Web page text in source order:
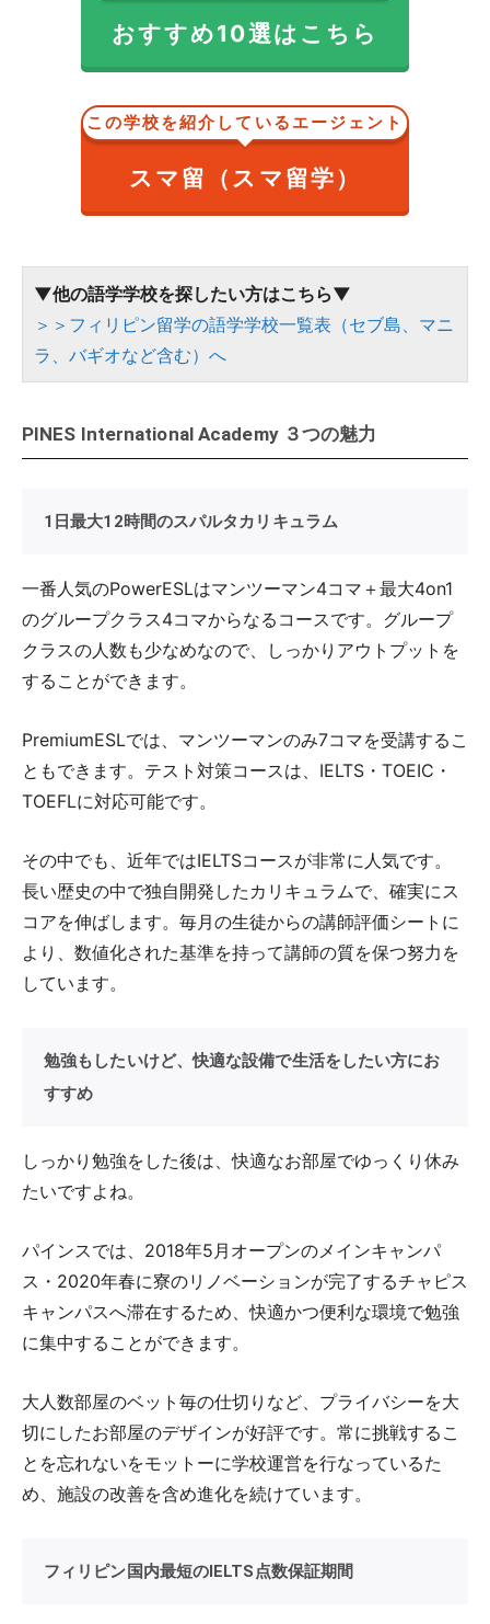
おすすめ10選はこちら
この学校を紹介しているエージェント
スマ留（スマ留学）
▼他の語学学校を探したい方はこちら▼
＞＞フィリピン留学の語学学校一覧表（セブ島、マニ
ラ、バギオなど含む）へ
PINES International Academy ３つの魅力
1日最大12時間のスパルタカリキュラム
一番人気のPowerESLはマンツーマン4コマ＋最大4on1
のグループクラス4コマからなるコースです。グループ
クラスの人数も少なめなので、しっかりアウトプットを
することができます。
PremiumESLでは、マンツーマンのみ7コマを受講するこ
ともできます。テスト対策コースは、IELTS・TOEIC・
TOEFLに対応可能です。
その中でも、近年ではIELTSコースが非常に人気です。
長い歴史の中で独自開発したカリキュラムで、確実にス
コアを伸ばします。毎月の生徒からの講師評価シートに
より、数値化された基準を持って講師の質を保つ努力を
しています。
勉強もしたいけど、快適な設備で生活をしたい方にお
すすめ
しっかり勉強をした後は、快適なお部屋でゆっくり休み
たいですよね。
パインスでは、2018年5月オープンのメインキャンパ
ス・2020年春に寮のリノベーションが完了するチャピス
キャンパスへ滞在するため、快適かつ便利な環境で勉強
に集中することができます。
大人数部屋のベット毎の仕切りなど、プライバシーを大
切にしたお部屋のデザインが好評です。常に挑戦するこ
とを忘れないをモットーに学校運営を行なっているた
め、施設の改善を含め進化を続けています。
フィリピン国内最短のIELTS点数保証期間